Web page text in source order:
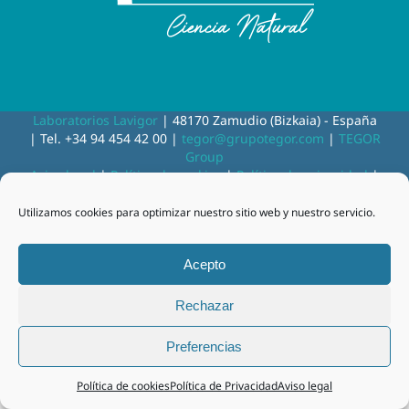
Utilizamos cookies para optimizar nuestro sitio web y nuestro servicio.
Acepto
Rechazar
Preferencias
Política de cookiesPolítica de PrivacidadAviso legal
Laboratorios Lavigor | 48170 Zamudio (Bizkaia) - España
| Tel. +34 94 454 42 00 | tegor@grupotegor.com | TEGOR
Group
Aviso legal|Política de cookies|Política de privacidad|